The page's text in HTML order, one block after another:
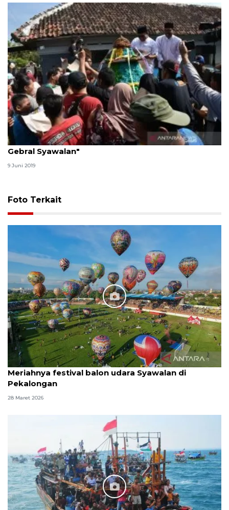
Ratusan warga Pekalongan berebut "Gunungan
Gebral Syawalan"
9 Juni 2019
Foto Terkait
Meriahnya festival balon udara Syawalan di
Pekalongan
28 Maret 2026